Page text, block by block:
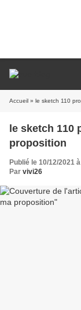
Accueil » le sketch 110
le sketch 110
proposition
Publié le 10/12/2021
Par vivi26